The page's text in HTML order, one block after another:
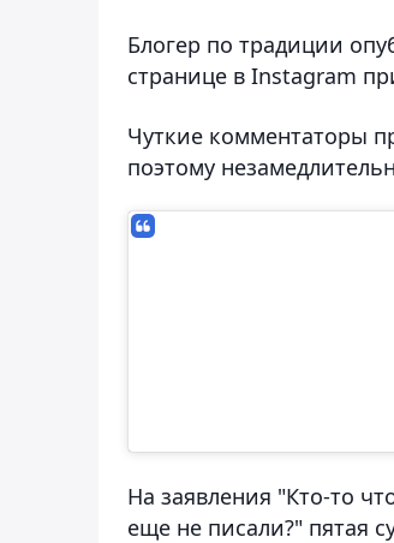
Блогер по традиции
странице в Instagram
Чуткие комментаторы
поэтому
На заявления "Кто-то
еще не писали?" пятая